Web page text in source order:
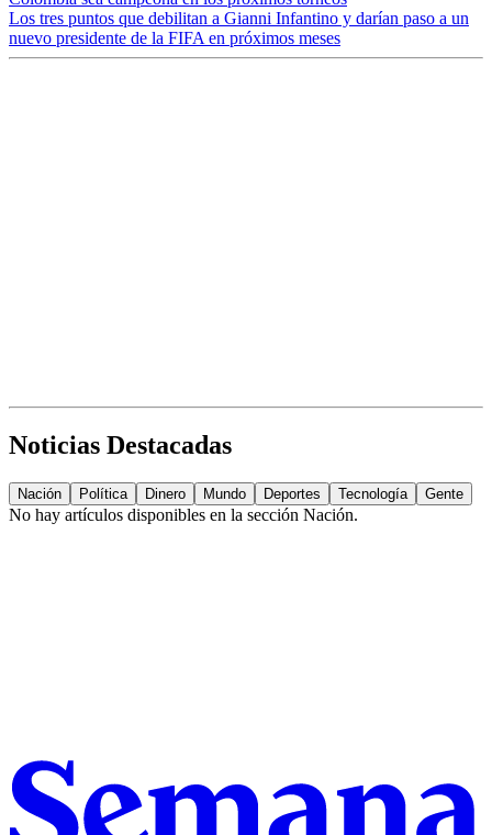
Los tres puntos que debilitan a Gianni Infantino y darían paso a un
nuevo presidente de la FIFA en próximos meses
Noticias Destacadas
Nación Política Dinero Mundo Deportes Tecnología Gente
No hay artículos disponibles en la sección Nación.